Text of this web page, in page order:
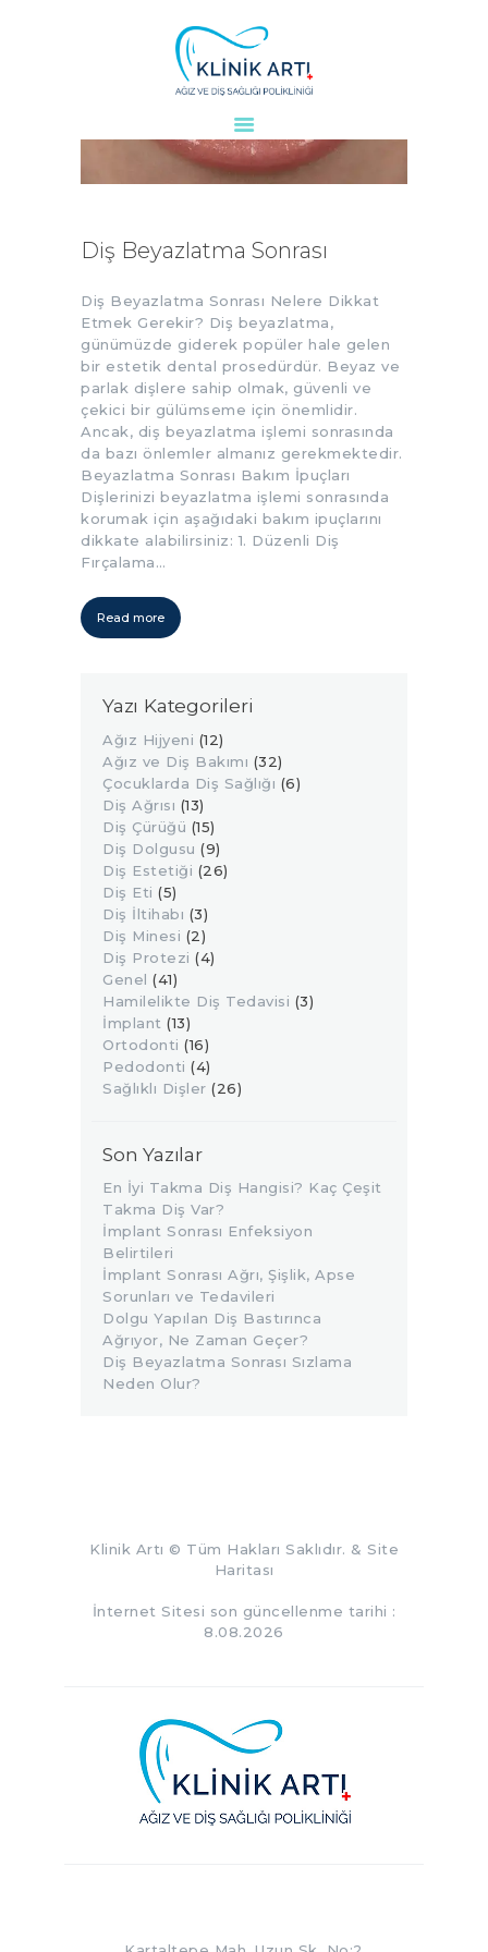
ANASAYFA
KURUMSAL
TEDAVILER
VAKALAR
KVKK
AYDINLATMA
METNI
BLOG
KLINIĞIMIZ
İLETIŞIM
Diş Beyazlatma Sonrası
Diş Beyazlatma Sonrası Nelere Dikkat
Etmek Gerekir? Diş beyazlatma,
günümüzde giderek popüler hale gelen
bir estetik dental prosedürdür. Beyaz ve
parlak dişlere sahip olmak, güvenli ve
çekici bir gülümseme için önemlidir.
Ancak, diş beyazlatma işlemi sonrasında
da bazı önlemler almanız gerekmektedir.
Beyazlatma Sonrası Bakım İpuçları
Dişlerinizi beyazlatma işlemi sonrasında
korumak için aşağıdaki bakım ipuçlarını
dikkate alabilirsiniz: 1. Düzenli Diş
Fırçalama…
Read more
Yazı Kategorileri
Ağız Hijyeni (12)
Ağız ve Diş Bakımı (32)
Çocuklarda Diş Sağlığı (6)
Diş Ağrısı (13)
Diş Çürüğü (15)
Diş Dolgusu (9)
Diş Estetiği (26)
Diş Eti (5)
Diş İltihabı (3)
Diş Minesi (2)
Diş Protezi (4)
Genel (41)
Hamilelikte Diş Tedavisi (3)
İmplant (13)
Ortodonti (16)
Pedodonti (4)
Sağlıklı Dişler (26)
Son Yazılar
En İyi Takma Diş Hangisi? Kaç Çeşit
Takma Diş Var?
İmplant Sonrası Enfeksiyon
Belirtileri
İmplant Sonrası Ağrı, Şişlik, Apse
Sorunları ve Tedavileri
Dolgu Yapılan Diş Bastırınca
Ağrıyor, Ne Zaman Geçer?
Diş Beyazlatma Sonrası Sızlama
Neden Olur?
Klinik Artı © Tüm Hakları Saklıdır. & Site
Haritası
İnternet Sitesi son güncellenme tarihi :
8.08.2026